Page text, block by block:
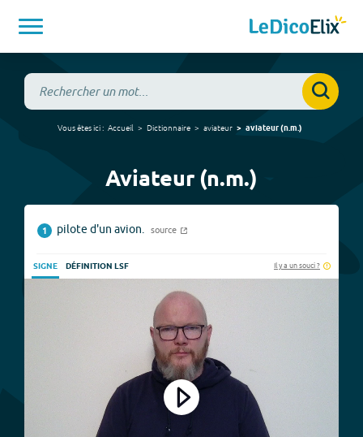
Vous êtes ici : Accueil Dictionnaire aviateur aviateur(n.m.)
Aviateur (n.m.)
1 pilote d'un avion. source
SIGNE DÉFINITION LSF Il y a un souci ?
Play